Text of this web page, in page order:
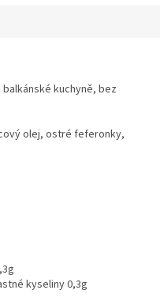
kuchyně, bez
olej, ostré feferonky,
kyseliny 0,3g